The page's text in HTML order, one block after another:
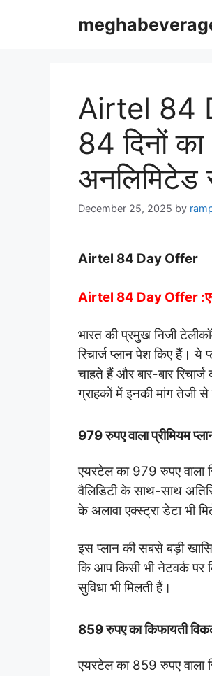
Airtel 84
84 दिनों का
अनलिमिटेड
December 25, 2025 by
Airtel 84 Day Offer
Airtel 84 Day Offer
भारत की प्रमुख निजी
रिचार्ज प्लान पेश किए हैं।
चाहते हैं और बार-बार
ग्राहकों में इनकी मांग तेजी से
979 रुपए वाला प्रीमियम
एयरटेल का 979 रुपए वाला
वैलिडिटी के साथ-साथ
के अलावा एक्स्ट्रा डेटा भी
इस प्लान की सबसे बड़ी
कि आप किसी भी नेटवर्क
सुविधा भी मिलती हैं।
859 रुपए का किफायती
एयरटेल का 859 रुपए वाला